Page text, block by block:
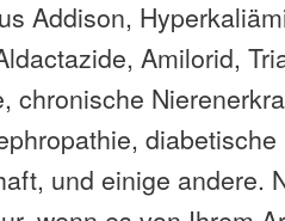
Addison,
Amilorid,
chronische
und einige andere.